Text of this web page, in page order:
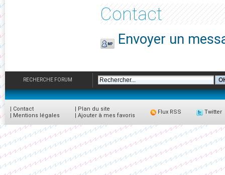
Contact
Envoyer un
RECHERCHE FORUM
| Contact
| Mentions légales
| Plan du site
| Ajouter à mes favoris
Flux RSS Twitter